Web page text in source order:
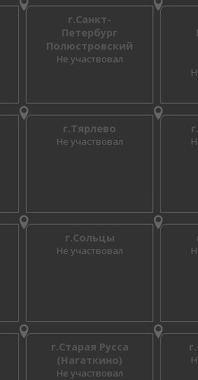
г.Санкт-
Петербург
Полюстровский
Не участвовал
г.Тярлево
Не участвовал
г.Сольцы
Не участвовал
г.Старая Русса
(Нагаткино)
Не участвовал